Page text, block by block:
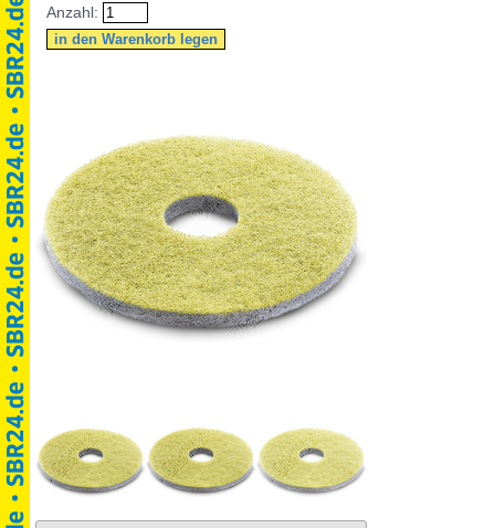
Anzahl: